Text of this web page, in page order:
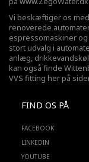
Vi beskæftiger os
renoverede
espressomaskiner
stort udvalg i
anlæg,
kan også finde
VVS fitting her på
FIND OS PÅ
FACEBOOK
LINKEDIN
YOUTUBE